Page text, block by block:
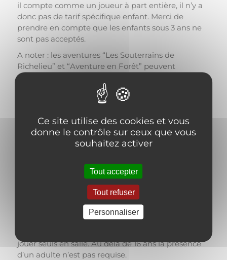
il compte comme un joueur à part entière, il n’y a
donc pas de tarif spécifique enfant. Merci de
prendre en compte que les enfants sous 3 ans ne
sont pas acceptés.
A noter : les aventures “Les Souterrains de
Richelieu” et “Aventure en Forêt” peuvent
présenter des passages plus sombres, ou des
ambiances musicales plus inquiétantes, elles
peuvent donc impressionner les plus sensibles.
En choisissant le niveau “enfant” lors de votre
réservation cela nous permet d’adapter notre
scénario et notre guidage de manière simplifiée,
ce niveau s’adapte donc parfaitement à un groupe
n’hésitez pas à consulter notre page
Jusqu’à 12 ans les enfants doivent être
accompagnés d’un adulte dans la salle, de 12 à 16
ans nous demandons à ce qu’un adulte soit
jouer seuls en salle. Au delà de 16 ans la présence
d’un adulte n’est pas requise.
Ce site utilise des cookies et vous
donne le contrôle sur ceux que vous
souhaitez activer
Tout accepter
Tout refuser
Personnaliser